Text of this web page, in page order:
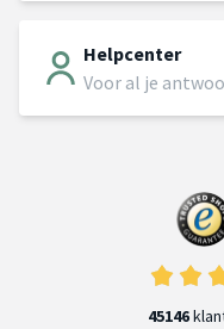
Helpcenter
Voor al je
45146